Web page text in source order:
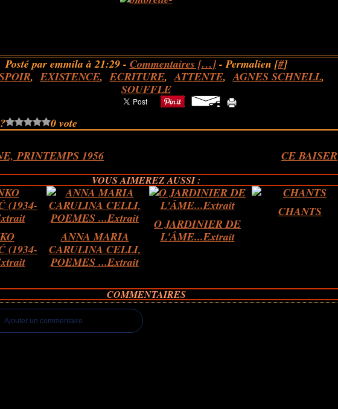
Posté par emmila à 21:29 - Commentaires […]- Permalien [#]
,EXISTENCE,ECRITURE,ATTENTE,AGNES SCHNELL,
SOUFFLE
0 vote
PRINTEMPS 1956 CE BAISER
VOUS AIMEREZ AUSSI :
(1934-
ANNA MARIA
CARULINA CELLI,
POEMES ...Extrait
O JARDINIER DE
L'ÂME...Extrait
CHANTS
COMMENTAIRES
Ajouter un commentaire